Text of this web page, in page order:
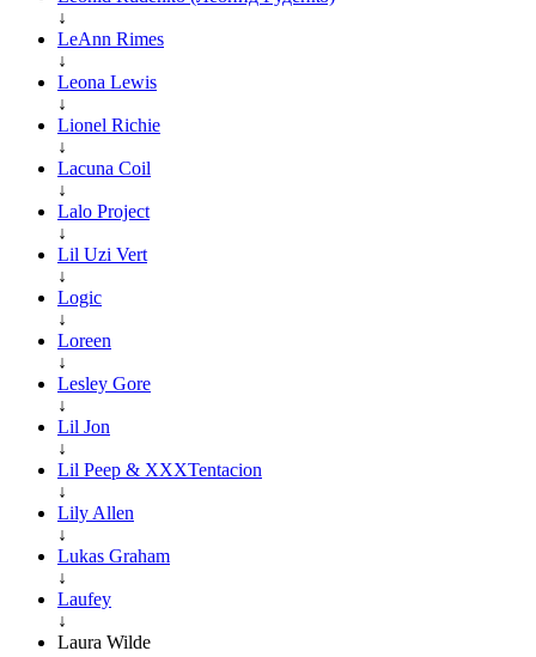
↓
LeAnn Rimes
↓
Leona Lewis
↓
Lionel Richie
↓
Lacuna Coil
↓
Lalo Project
↓
Lil Uzi Vert
↓
Logic
↓
Loreen
↓
Lesley Gore
↓
Lil Jon
↓
Lil Peep & XXXTentacion
↓
Lily Allen
↓
Lukas Graham
↓
Laufey
↓
Laura Wilde